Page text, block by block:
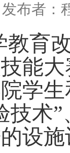
发布者：
教育
能
学
技术
设